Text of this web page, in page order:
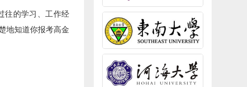
往的学习、工作经
地知道你报考高金